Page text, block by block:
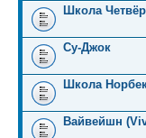
Школа
Су-Джок
Школа
Вайвейшн